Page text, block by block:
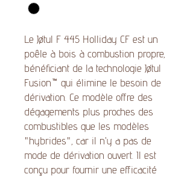
Le Jøtul F 445 Holliday CF est un
poêle à bois à combustion propre,
bénéficiant de la technologie Jøtul
Fusion™ qui élimine le besoin de
dérivation. Ce modèle offre des
dégagements plus proches des
combustibles que les modèles
"hybrides", car il n'y a pas de
mode de dérivation ouvert. Il est
conçu pour fournir une efficacité